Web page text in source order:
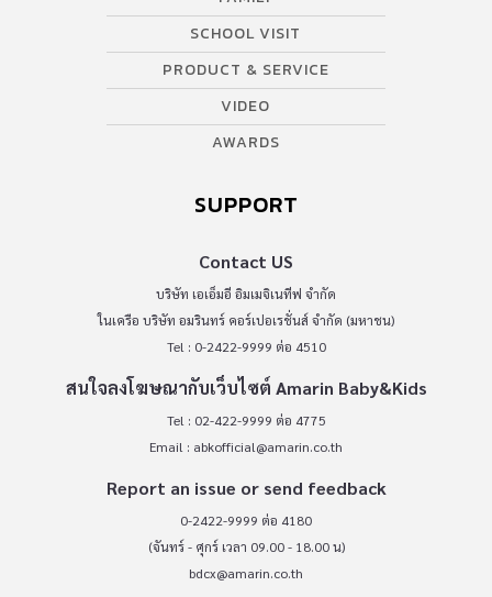
SCHOOL VISIT
PRODUCT & SERVICE
VIDEO
AWARDS
SUPPORT
Contact US
บริษัท เอเอ็มอี อิมเมจิเนทีฟ จำกัด
ในเครือ บริษัท อมรินทร์ คอร์เปอเรชั่นส์ จำกัด (มหาชน)
Tel : 0-2422-9999 ต่อ 4510
สนใจลงโฆษณากับเว็บไซต์ Amarin Baby&Kids
Tel : 02-422-9999 ต่อ 4775
Email : abkofficial@amarin.co.th
Report an issue or send feedback
0-2422-9999 ต่อ 4180
(จันทร์ - ศุกร์ เวลา 09.00 - 18.00 น)
bdcx@amarin.co.th